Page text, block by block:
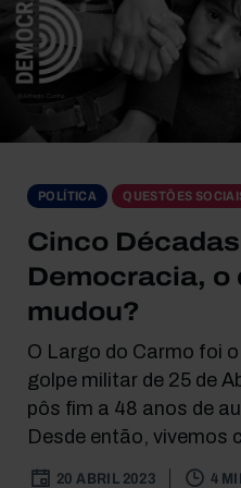
POLÍTICA QUESTÕES
Cinco
Democracia, o
mudou?
O Largo do Carmo foi
golpe militar de 25 de
pôs fim a 48 anos de
Desde então, vivemos
20 ABRIL 2023 4